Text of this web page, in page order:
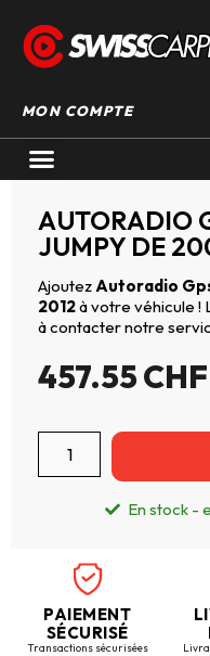
MON COMPTE
AUTORADIO
JUMPY DE
Ajoutez Autoradio
2012à votre véhicule !
à contacter notre
457.55CHF
En stock -
PAIEMENT
SÉCURISÉ
Transactions sécurisées